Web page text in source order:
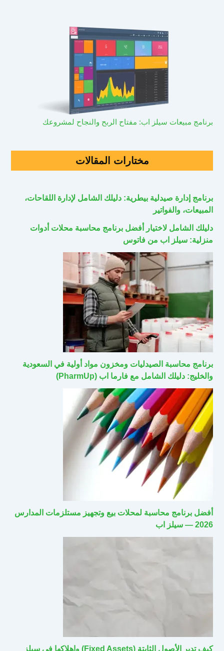
برنامج مبيعات سيلز اب: مفتاح الربح والنجاح لمشروعك
مختارات المقالات
برنامج إدارة صيدلية بيطرية: دليلك الشامل لإدارة اللقاحات،
المبيعات، والفواتير
دليلك الشامل لاختيار أفضل برنامج محاسبة محلات أدوات
منزلية: سيلز اب من فاتوس
برنامج محاسبة الصيدليات ومخزون مواد أولية في السعودية
والخليج: دليلك الشامل مع فارما اب (PharmUp)
أفضل برنامج محاسبة لمحلات بيع وتجهيز مستلزمات المدارس
2026 — سيلز اب
كيف تدير الأصول الثابتة (Fixed Assets) وإهلاكها في سيلز